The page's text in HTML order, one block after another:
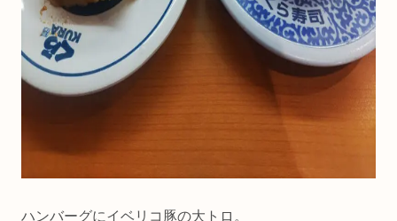
ハンバーグにイベリコ豚の大トロ。